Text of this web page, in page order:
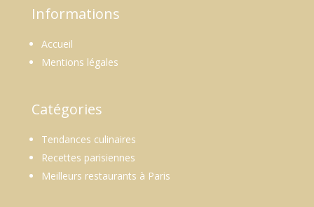
Informations
Accueil
Mentions légales
Catégories
Tendances culinaires
Recettes parisiennes
Meilleurs restaurants à Paris